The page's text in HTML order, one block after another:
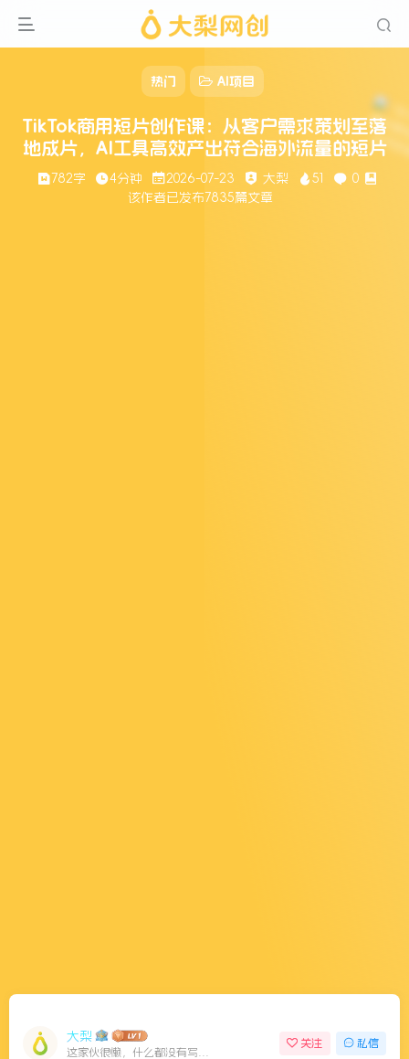
热门 AI项目
TikTok商用短片创作课：从客户需求策划至落
地成片，AI工具高效产出符合海外流量的短片
782字 4分钟 2026-07-23 大梨 51
0
该作者已发布7835篇文章
大梨
这家伙很懒，什么都没有写...
关注 私信